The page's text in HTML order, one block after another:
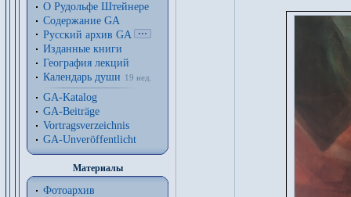
О Рудольфе Штейнере
Содержание GA
Русский архив GA
Изданные книги
География лекций
Календарь души
19 нед.
GA-Katalog
GA-Beiträge
Vortragsverzeichnis
GA-Unveröffentlicht
Материалы
Фотоархив